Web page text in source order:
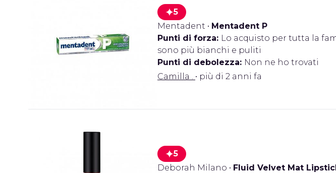
5
Mentadent • Mentadent P
Punti di forza: Lo acquisto per tutta la
sono più bianchi e puliti
Punti di debolezza: Non ne ho trovati
Camilla . • più di 2 anni fa
5
Deborah Milano • Fluid Velvet Mat